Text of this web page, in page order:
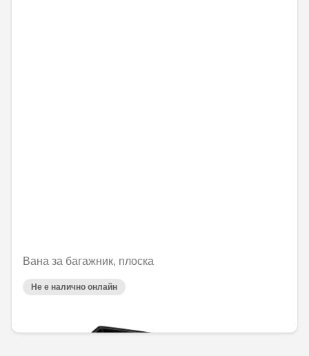
Вана за багажник, плоска
Не е налично онлайн